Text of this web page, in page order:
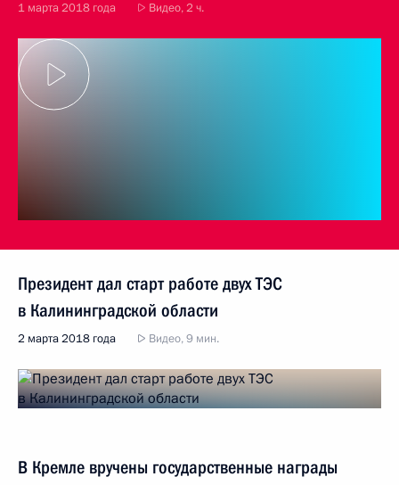
1 марта 2018 года Видео, 2 ч.
Президент дал старт работе двух ТЭС
в Калининградской области
2 марта 2018 года Видео, 9 мин.
В Кремле вручены государственные награды